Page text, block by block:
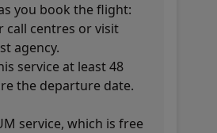
you book the flight:
call centres or visit
agency.
service at least 48
the departure date.
service, which is free